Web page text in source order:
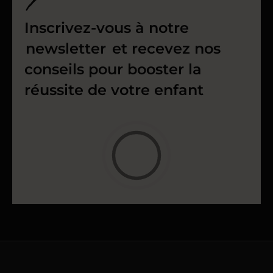
Inscrivez-vous à notre
newsletter et recevez nos
conseils pour booster la
réussite de votre enfant